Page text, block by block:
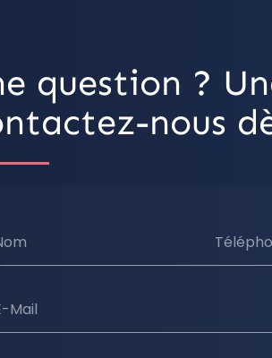
question ?
nous
Mail